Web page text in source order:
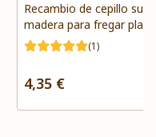
Recambio de cepillo
madera para fregar
Redecker
(1)
4,35 €